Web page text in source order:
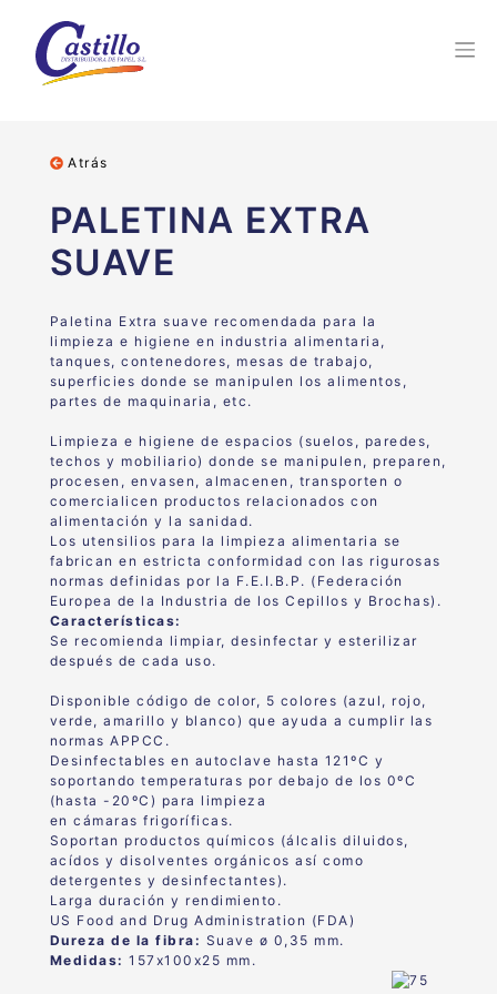
Atrás
PALETINA EXTRA
SUAVE
Paletina Extra suave recomendada para la
limpieza e higiene en industria alimentaria,
tanques, contenedores, mesas de trabajo,
superficies donde se manipulen los alimentos,
partes de maquinaria, etc.
Limpieza e higiene de espacios (suelos, paredes,
techos y mobiliario) donde se manipulen, preparen,
procesen, envasen, almacenen, transporten o
comercialicen productos relacionados con
alimentación y la sanidad.
Los utensilios para la limpieza alimentaria se
fabrican en estricta conformidad con las rigurosas
normas definidas por la F.E.I.B.P. (Federación
Europea de la Industria de los Cepillos y Brochas).
Características:
Se recomienda limpiar, desinfectar y esterilizar
después de cada uso.
Disponible código de color, 5 colores (azul, rojo,
verde, amarillo y blanco) que ayuda a cumplir las
normas APPCC.
Desinfectables en autoclave hasta 121ºC y
soportando temperaturas por debajo de los 0ºC
(hasta -20ºC) para limpieza
en cámaras frigoríficas.
Soportan productos químicos (álcalis diluidos,
acídos y disolventes orgánicos así como
detergentes y desinfectantes).
Larga duración y rendimiento.
US Food and Drug Administration (FDA)
Dureza de la fibra: Suave ø 0,35 mm.
Medidas: 157x100x25 mm.